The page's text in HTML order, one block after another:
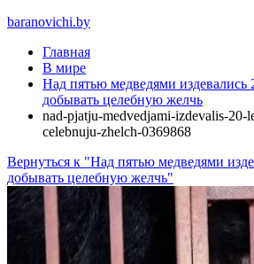
baranovichi.by
Главная
В мире
Над пятью медведями издевались
добывать целебную желчь
nad-pjatju-medvedjami-izdevalis-20-
celebnuju-zhelch-0369868
Вернуться к "Над пятью медведями
добывать целебную желчь"